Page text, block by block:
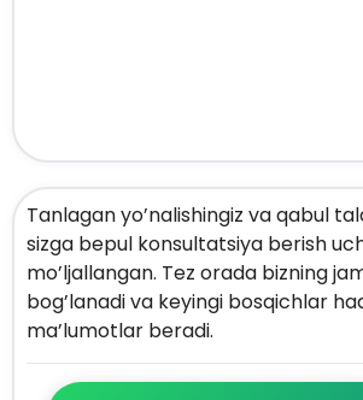
Tanlagan yo’nalishingiz va qabul
sizga bepul konsultatsiya berish
mo’ljallangan. Tez orada bizning
bog’lanadi va keyingi bosqichlar
ma’lumotlar beradi.